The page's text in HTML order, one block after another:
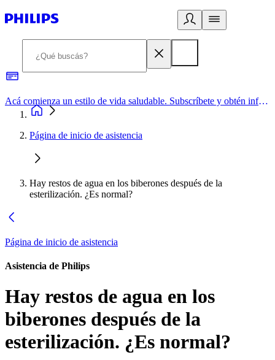
Acá comienza un estilo de vida saludable. Subscríbete y obtén información de primera mano
Página de inicio de asistencia
Hay restos de agua en los biberones después de la
esterilización. ¿Es normal?
Página de inicio de asistencia
Asistencia de Philips
Hay restos de agua en los
biberones después de la
esterilización. ¿Es normal?